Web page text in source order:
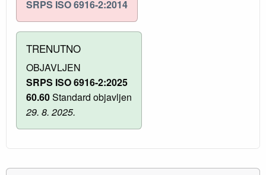
SRPS ISO 6916-2:2014
TRENUTNO
OBJAVLJEN
SRPS ISO 6916-2:2025
60.60Standard objavljen
29. 8. 2025.